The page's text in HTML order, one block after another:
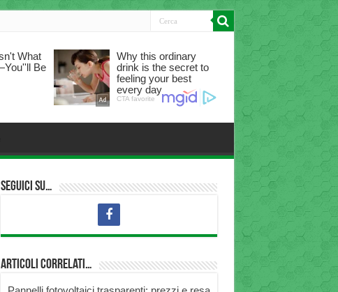
Seguici su…
Articoli correlati…